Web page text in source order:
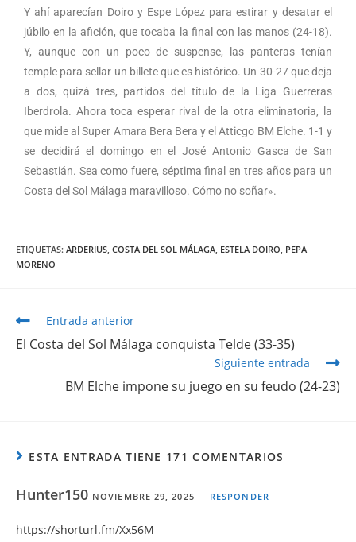
Y ahí aparecían Doiro y Espe López para estirar y desatar el
júbilo en la afición, que tocaba la final con las manos (24-18).
Y, aunque con un poco de suspense, las panteras tenían
temple para sellar un billete que es histórico. Un 30-27 que deja
a dos, quizá tres, partidos del título de la Liga Guerreras
Iberdrola. Ahora toca esperar rival de la otra eliminatoria, la
que mide al Super Amara Bera Bera y el Atticgo BM Elche. 1-1 y
se decidirá el domingo en el José Antonio Gasca de San
Sebastián. Sea como fuere, séptima final en tres años para un
Costa del Sol Málaga maravilloso. Cómo no soñar».
ETIQUETAS: ARDERIUS, COSTA DEL SOL MÁLAGA, ESTELA DOIRO, PEPA
MORENO
Entrada anterior
El Costa del Sol Málaga conquista Telde (33-35)
Siguiente entrada
BM Elche impone su juego en su feudo (24-23)
ESTA ENTRADA TIENE 171 COMENTARIOS
Hunter150 NOVIEMBRE 29, 2025 RESPONDER
https://shorturl.fm/Xx56M